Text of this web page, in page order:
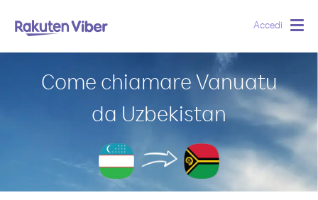
Accedi
Come chiamare Vanuatu
da Uzbekistan